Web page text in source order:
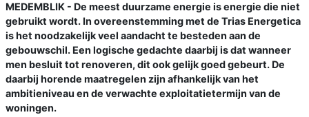
MEDEMBLIK - De meest duurzame energie is energie die niet
gebruikt wordt. In overeenstemming met de Trias Energetica
is het noodzakelijk veel aandacht te besteden aan de
gebouwschil. Een logische gedachte daarbij is dat wanneer
men besluit tot renoveren, dit ook gelijk goed gebeurt. De
daarbij horende maatregelen zijn afhankelijk van het
ambitieniveau en de verwachte exploitatietermijn van de
woningen.